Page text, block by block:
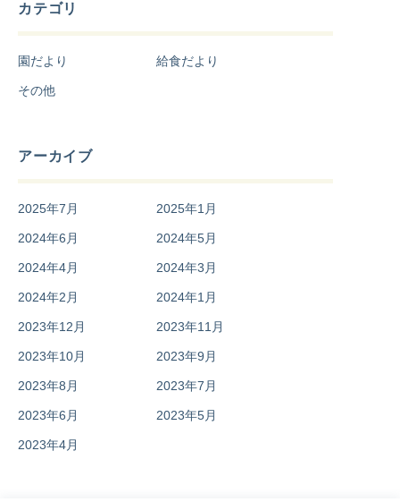
カテゴリ
園だより 給食だより
その他
アーカイブ
2025年7月 2025年1月
2024年6月 2024年5月
2024年4月 2024年3月
2024年2月 2024年1月
2023年12月 2023年11月
2023年10月 2023年9月
2023年8月 2023年7月
2023年6月 2023年5月
2023年4月